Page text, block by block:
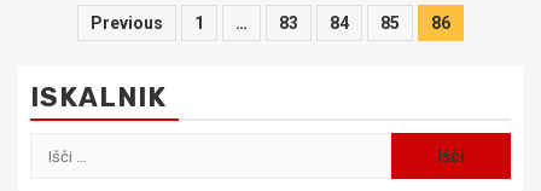
Številčenje
Previous 1 … 83 84 85 86
ISKALNIK
Išči: